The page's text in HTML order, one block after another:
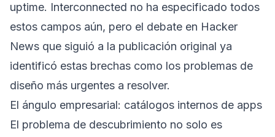
uptime. Interconnected no ha especificado todos
estos campos aún, pero el debate en Hacker
News que siguió a la publicación original ya
identificó estas brechas como los problemas de
diseño más urgentes a resolver.
El ángulo empresarial: catálogos internos de apps
El problema de descubrimiento no solo es